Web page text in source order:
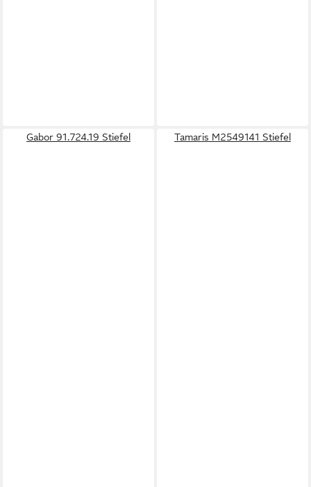
Gabor 91.724.19 Stiefel Tamaris M2549141 Stiefel